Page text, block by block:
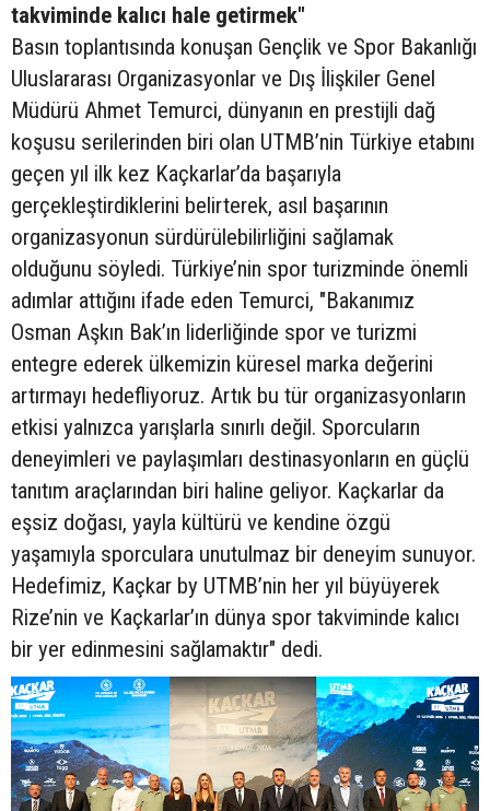
takviminde kalıcı hale getirmek"
Basın toplantısında konuşan Gençlik ve Spor Bakanlığı
Uluslararası Organizasyonlar ve Dış İlişkiler Genel
Müdürü Ahmet Temurci, dünyanın en prestijli dağ
koşusu serilerinden biri olan UTMB’nin Türkiye etabını
geçen yıl ilk kez Kaçkarlar’da başarıyla
gerçekleştirdiklerini belirterek, asıl başarının
organizasyonun sürdürülebilirliğini sağlamak
olduğunu söyledi. Türkiye’nin spor turizminde önemli
adımlar attığını ifade eden Temurci, "Bakanımız
Osman Aşkın Bak’ın liderliğinde spor ve turizmi
entegre ederek ülkemizin küresel marka değerini
artırmayı hedefliyoruz. Artık bu tür organizasyonların
etkisi yalnızca yarışlarla sınırlı değil. Sporcuların
deneyimleri ve paylaşımları destinasyonların en güçlü
tanıtım araçlarından biri haline geliyor. Kaçkarlar da
eşsiz doğası, yayla kültürü ve kendine özgü
yaşamıyla sporculara unutulmaz bir deneyim sunuyor.
Hedefimiz, Kaçkar by UTMB’nin her yıl büyüyerek
Rize’nin ve Kaçkarlar’ın dünya spor takviminde kalıcı
bir yer edinmesini sağlamaktır" dedi.